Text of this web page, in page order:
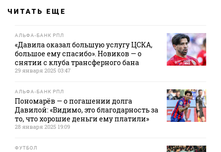
ЧИТАТЬ ЕЩЕ
АЛЬФА-БАНК РПЛ
«Давила оказал большую услугу ЦСКА,
большое ему спасибо». Новиков — о
снятии с клуба трансферного бана
29 января 2025 03:47
АЛЬФА-БАНК РПЛ
Пономарёв — о погашении долга
Давилой: «Видимо, это благодарность за
то, что хорошие деньги ему платили»
28 января 2025 19:09
ФУТБОЛ